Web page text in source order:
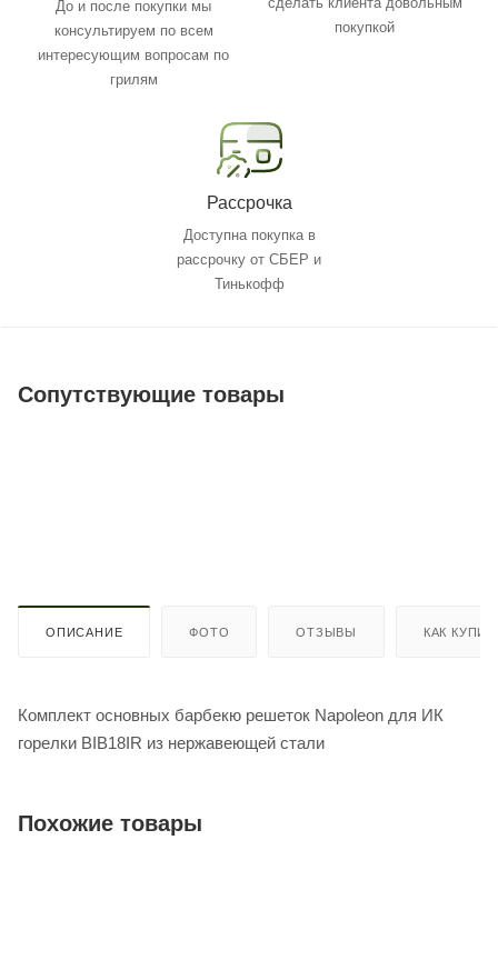
До и после покупки мы
консультируем по всем
интересующим вопросам по
грилям
покупкой
Рассрочка
Доступна покупка в
рассрочку от СБЕР и
Тинькофф
Сопутствующие товары
ОПИСАНИЕ ФОТО ОТЗЫВЫ КАК
Комплект основных барбекю решеток Napoleon для ИК
горелки BIB18IR из нержавеющей стали
Похожие товары